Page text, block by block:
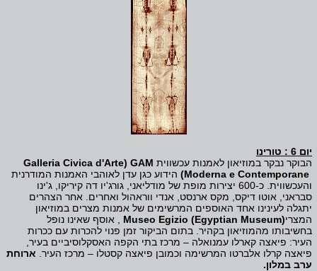
יום 6 : טורינו
הבוקר נבקר במוזיאון לאמנות עכשווית GAM
(
Galleria Civica d'Arte
Moderna e Contemporane
) הידוע כגן עדן לאוהבי האמנות המודרנית
והעכשווית. כ-600 יצירות מופת של מודליאני, גורג'יו דה קיריקו, ג'ינו
סבראני, אוטו דיקס, מקס ארנסט, אנדי ווראהול ואחרים. אחר הצהרים
יתגלה לעינינו אחד האוספים המרשימים של אמנות מצרים במוזיאון
המצריMuseo Egizio (Egyptian Museum) , אוסף שאינו נופל
בחשיבותו מהמוזיאון בקהיר. בתום הביקור זמן פנוי להכרות עם ככרות
העיר: פיאצה קארלו עמנואלה – מרכז בתי הקפה האסקלוסיביים בעיר,
פיאצה קרלו אלברטו המרשימה וכמובן פיאצה קסטלו – מרכז העיר. ארוחת
ערב במלון.